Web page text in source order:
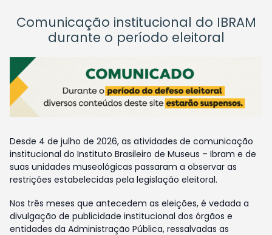
Comunicação institucional do IBRAM
durante o período eleitoral
Desde 4 de julho de 2026, as atividades de comunicação
institucional do Instituto Brasileiro de Museus – Ibram e de
suas unidades museológicas passaram a observar as
restrições estabelecidas pela legislação eleitoral.
Nos três meses que antecedem as eleições, é vedada a
divulgação de publicidade institucional dos órgãos e
entidades da Administração Pública, ressalvadas as